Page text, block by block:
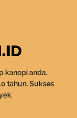
kanopi anda.
tahun. Sukses